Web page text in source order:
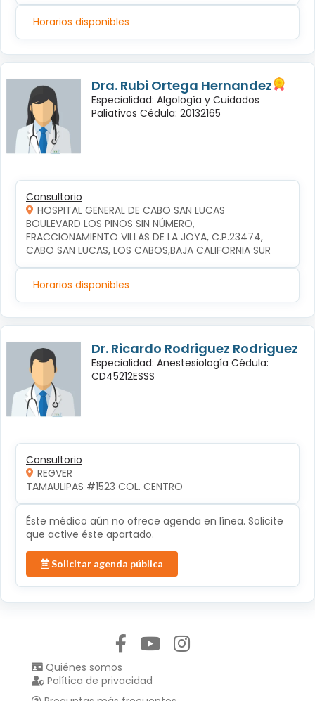
Horarios disponibles
Dra. Rubi Ortega Hernandez
Especialidad: Algología y Cuidados
Paliativos Cédula: 20132165
Consultorio
HOSPITAL GENERAL DE CABO SAN LUCAS
BOULEVARD LOS PINOS SIN NÚMERO,
FRACCIONAMIENTO VILLAS DE LA JOYA, C.P.23474,
CABO SAN LUCAS, LOS CABOS,BAJA CALIFORNIA SUR
Horarios disponibles
Dr. Ricardo Rodriguez Rodriguez
Especialidad: Anestesiología Cédula:
CD45212ESSS
Consultorio
REGVER
TAMAULIPAS #1523 COL. CENTRO
Éste médico aún no ofrece agenda en línea. Solicite
que active éste apartado.
Solicitar agenda pública
Quiénes somos
Política de privacidad